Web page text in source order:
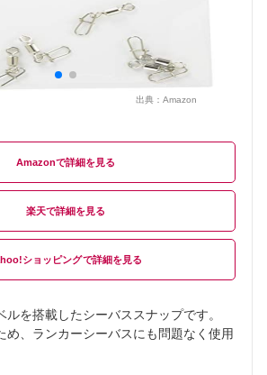
出典： Amazon
Amazon
楽天
ショッピング
ルを搭載したシーバススナップです。
め、ランカーシーバスにも問題なく使用